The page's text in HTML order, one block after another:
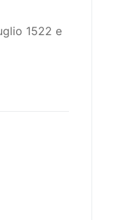
1522 e